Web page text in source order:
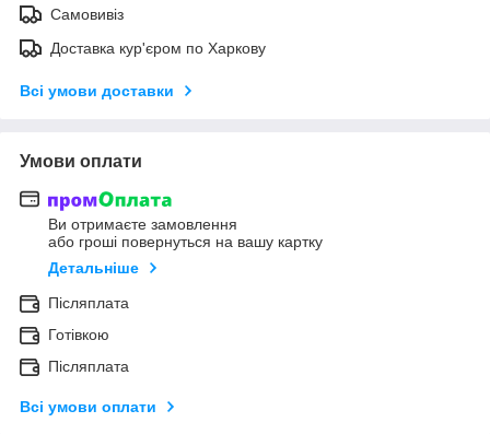
Самовивіз
Доставка кур'єром по Харкову
Всі умови доставки
Умови оплати
Ви отримаєте замовлення
або гроші повернуться на вашу картку
Детальніше
Післяплата
Готівкою
Післяплата
Всі умови оплати